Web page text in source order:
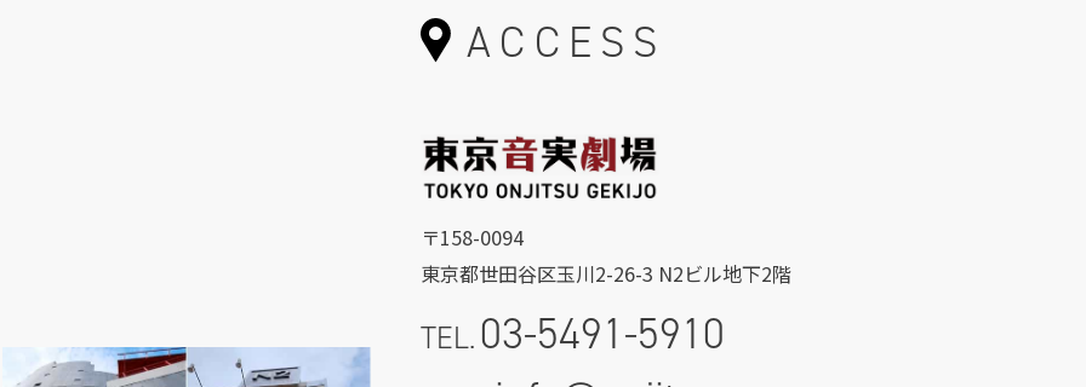
ACCESS
〒158-0094
東京都世田谷区玉川2-26-3 N2ビル地下2階
TEL.03-5491-5910